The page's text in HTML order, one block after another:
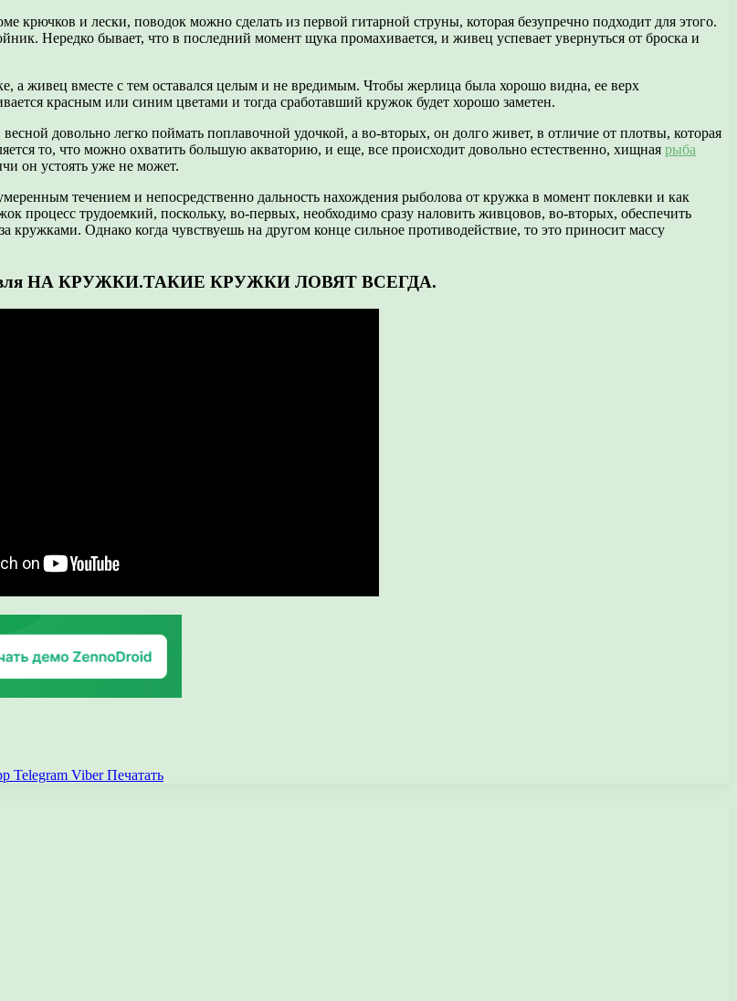
и лески, поводок можно сделать из первой гитарной струны, которая безупречно подходит для этого.
Нередко бывает, что в последний момент щука промахивается, и живец успевает увернуться от броска и
а живец вместе с тем оставался целым и не вредимым. Чтобы жерлица была хорошо видна, ее верх
красным или синим цветами и тогда сработавший кружок будет хорошо заметен.
довольно легко поймать поплавочной удочкой, а во-вторых, он долго живет, в отличие от плотвы, которая
то, что можно охватить большую акваторию, и еще, все происходит довольно естественно, хищная рыба
он устоять уже не может.
течением и непосредственно дальность нахождения рыболова от кружка в момент поклевки и как
процесс трудоемкий, поскольку, во-первых, необходимо сразу наловить живцовов, во-вторых, обеспечить
кружками. Однако когда чувствуешь на другом конце сильное противодействие, то это приносит массу
НА КРУЖКИ.ТАКИЕ КРУЖКИ ЛОВЯТ ВСЕГДА.
Telegram Viber Печатать